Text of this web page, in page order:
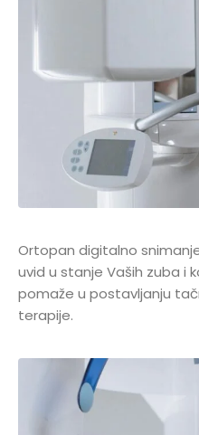
Ortopan digitalno
uvid u stanje Vaših zuba i
pomaže u postavljanju
terapije.